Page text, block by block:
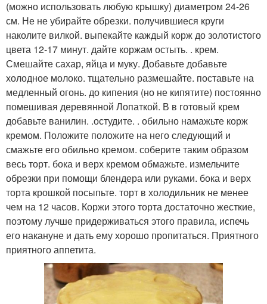
(можно использовать любую крышку) диаметром 24-26
см. Не не убирайте обрезки. получившиеся круги
наколите вилкой. выпекайте каждый корж до золотистого
цвета 12-17 минут. дайте коржам остыть. . крем.
Смешайте сахар, яйца и муку. Добавьте добавьте
холодное молоко. тщательно размешайте. поставьте на
медленный огонь. до кипения (но не кипятите) постоянно
помешивая деревянной Лопаткой. В в готовый крем
добавьте ванилин. .остудите. . обильно намажьте корж
кремом. Положите положите на него следующий и
смажьте его обильно кремом. соберите таким образом
весь торт. бока и верх кремом обмажьте. измельчите
обрезки при помощи блендера или руками. бока и верх
торта крошкой посыпьте. торт в холодильник не менее
чем на 12 часов. Коржи этого торта достаточно жесткие,
поэтому лучше придерживаться этого правила, испечь
его накануне и дать ему хорошо пропитаться. Приятного
приятного аппетита.